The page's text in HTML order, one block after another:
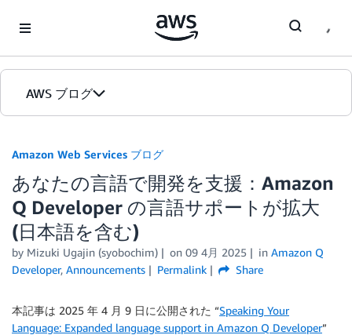
AWS ブログ
カテゴリ
エディション
Amazon Web Services ブログ
あなたの言語で開発を支援：Amazon
Q Developer の言語サポートが拡大
(日本語を含む)
by Mizuki Ugajin (syobochim) on 09 4月 2025 in Amazon Q
Developer, Announcements Permalink Share
本記事は 2025 年 4 月 9 日に公開された “Speaking Your
Language: Expanded language support in Amazon Q Developer”